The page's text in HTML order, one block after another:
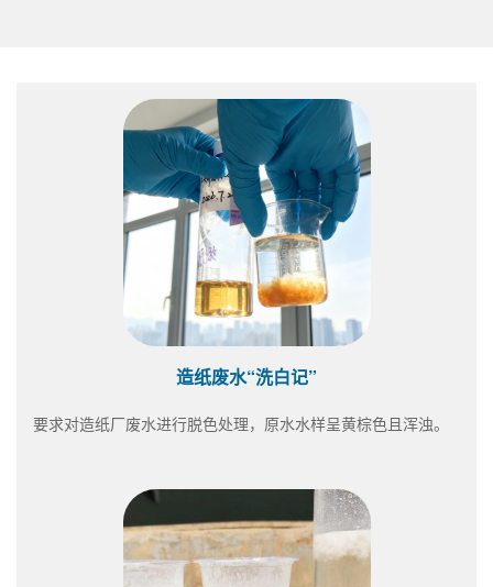
造纸废水“洗白记”
要求对造纸厂废水进行脱色处理，原水水样呈黄棕色且浑浊。